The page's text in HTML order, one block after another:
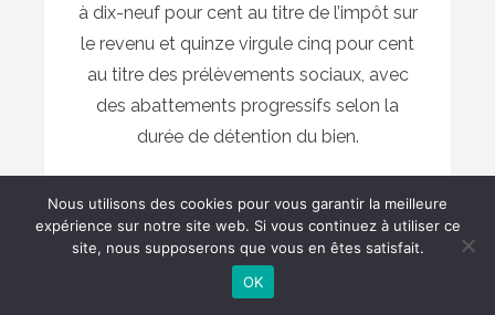
à dix-neuf pour cent au titre de l’impôt sur
le revenu et quinze virgule cinq pour cent
au titre des prélèvements sociaux, avec
des abattements progressifs selon la
durée de détention du bien.
transformer leur bien en location meublée
professionnelle après l’échéance du
Scellier, bénéficiant ainsi d’un régime fiscal
Nous utilisons des cookies pour vous garantir la meilleure
expérience sur notre site web. Si vous continuez à utiliser ce
site, nous supposerons que vous en êtes satisfait.
OK